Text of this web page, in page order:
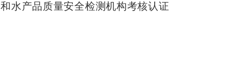
水产品质量安全检测机构考核认证